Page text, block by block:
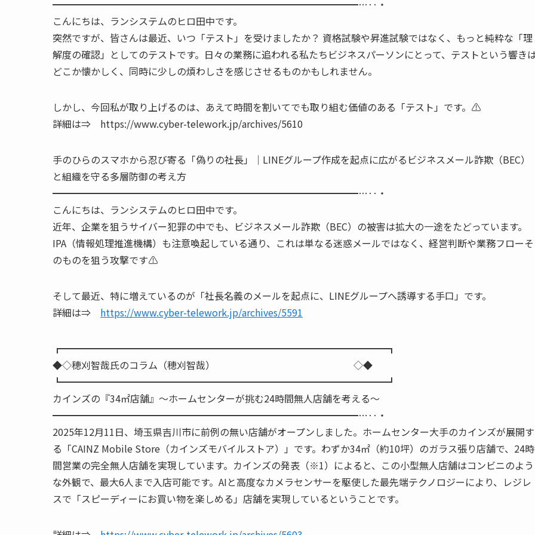
━━━━━━━━━━━━━━━━━━━━━━━━━━━━━━━━…‥・
こんにちは、ランシステムのヒロ田中です。
突然ですが、皆さんは最近、いつ「テスト」を受けましたか？ 資格試験や昇進試験ではなく、もっと純粋な「理
解度の確認」としてのテストです。日々の業務に追われる私たちビジネスパーソンにとって、テストという響き
どこか懐かしく、同時に少しの煩わしさを感じさせるものかもしれません。
しかし、今回私が取り上げるのは、あえて時間を割いてでも取り組む価値のある「テスト」です。⚠️
詳細は⇒ https://www.cyber-telework.jp/archives/5610
手のひらのスマホから忍び寄る「偽りの社長」｜LINEグループ作成を起点に広がるビジネスメール詐欺（BEC）
と組織を守る多層防御の考え方
━━━━━━━━━━━━━━━━━━━━━━━━━━━━━━━━…‥・
こんにちは、ランシステムのヒロ田中です。
近年、企業を狙うサイバー犯罪の中でも、ビジネスメール詐欺（BEC）の被害は拡大の一途をたどっています。
IPA（情報処理推進機構）も注意喚起している通り、これは単なる迷惑メールではなく、経営判断や業務フローそ
のものを狙う攻撃です⚠️
そして最近、特に増えているのが「社長名義のメールを起点に、LINEグループへ誘導する手口」です。
詳細は⇒ https://www.cyber-telework.jp/archives/5591
┏━━━━━━━━━━━━━━━━━━━━━━━━━━━━━━━━━━┓
◆◇穂刈智哉氏のコラム（穂刈智哉） ◇◆
┗━━━━━━━━━━━━━━━━━━━━━━━━━━━━━━━━━━┛
カインズの『34㎡店舗』～ホームセンターが挑む24時間無人店舗を考える～
━━━━━━━━━━━━━━━━━━━━━━━━━━━━━━━━…‥・
2025年12月11日、埼玉県吉川市に前例の無い店舗がオープンしました。ホームセンター大手のカインズが展開す
る「CAINZ Mobile Store（カインズモバイルストア）」です。わずか34㎡（約10坪）のガラス張り店舗で、24時
間営業の完全無人店舗を実現しています。カインズの発表（※1）によると、この小型無人店舗はコンビニのよう
な外観で、最大6人まで入店可能です。AIと高度なカメラセンサーを駆使した最先端テクノロジーにより、レジレ
スで「スピーディーにお買い物を楽しめる」店舗を実現しているということです。